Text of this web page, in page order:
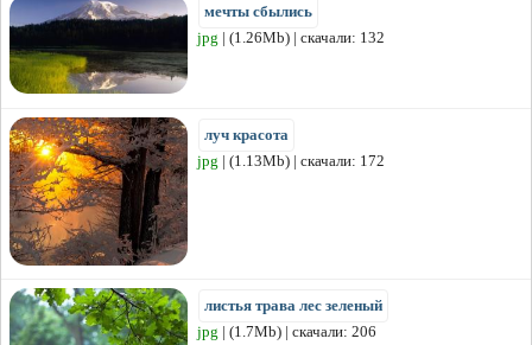
мечты сбылись
jpg | (1.26Mb) | скачали: 132
луч красота
jpg | (1.13Mb) | скачали: 172
листья трава лес зеленый
jpg | (1.7Mb) | скачали: 206